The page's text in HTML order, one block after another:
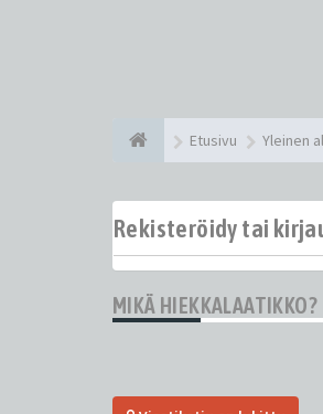
Etusivu Yleinen
Rekisteröidy tai
MIKÄ HIEKKALAATIKKO?